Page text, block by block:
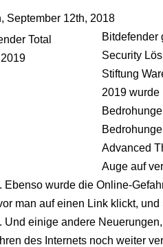
September 12th, 2018
Bitdefender
Security
Stiftung
2019
Advanced
Auge auf
Ebenso wurde die Online-
man auf einen Link klickt,
Und einige andere
des Internets noch weiter